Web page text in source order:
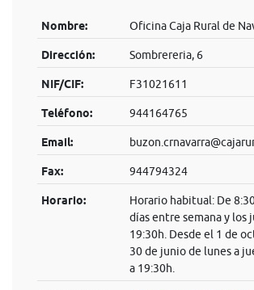
Nombre: Oficina Caja Rural de
Dirección: Sombrereria, 6
NIF/CIF: F31021611
Teléfono: 944164765
Email:
Fax: 944794324
Horario:
Horario habitual: De
días entre semana y los
19:30h. Desde el 1 de
30 de junio de lunes a
a 19:30h.